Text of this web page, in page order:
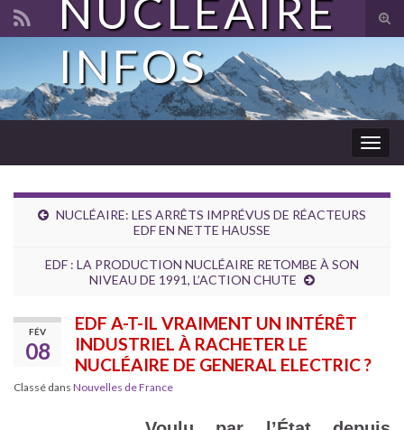
Search for:
NUCLÉAIRE
INFOS
NUCLÉAIRE: LES ARRÊTS IMPRÉVUS DE RÉACTEURS
EDF EN NETTE HAUSSE
EDF : LA PRODUCTION NUCLÉAIRE RETOMBE À SON
NIVEAU DE 1991, L’ACTION CHUTE
FÉV
08
EDF A-T-IL VRAIMENT UN INTÉRÊT
INDUSTRIEL À RACHETER LE
NUCLÉAIRE DE GENERAL ELECTRIC ?
Classé dans Nouvelles de France